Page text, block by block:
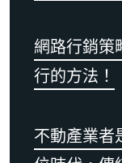
網路行銷策
行的方法！
不動產業者